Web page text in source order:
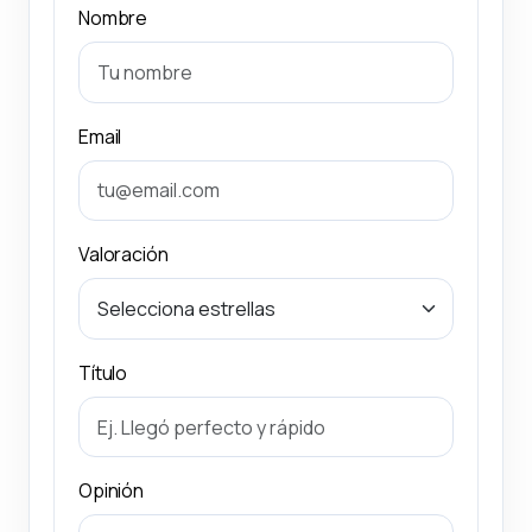
Nombre
Email
Valoración
Título
Opinión